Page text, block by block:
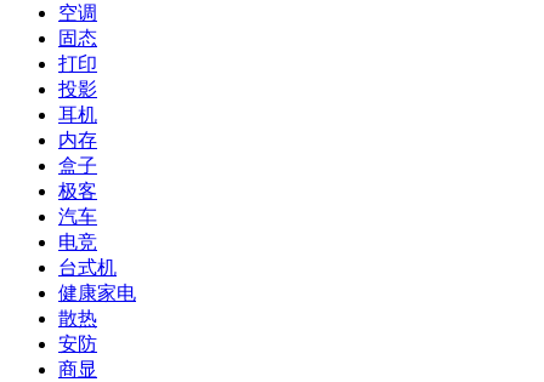
空调
固态
打印
投影
耳机
内存
盒子
极客
汽车
电竞
台式机
健康家电
散热
安防
商显